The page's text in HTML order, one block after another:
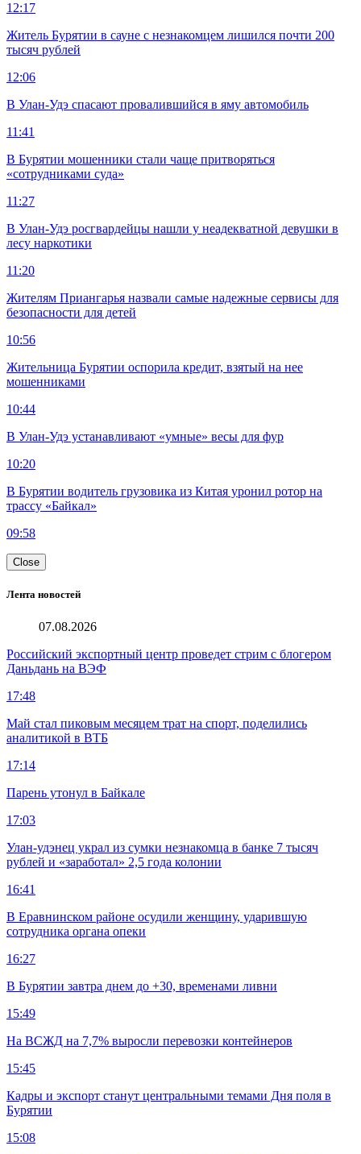
12:17
Житель Бурятии в сауне с незнакомцем лишился почти 200
тысяч рублей
12:06
В Улан-Удэ спасают провалившийся в яму автомобиль
11:41
В Бурятии мошенники стали чаще притворяться
«сотрудниками суда»
11:27
В Улан-Удэ росгвардейцы нашли у неадекватной девушки в
лесу наркотики
11:20
Жителям Приангарья назвали самые надежные сервисы для
безопасности для детей
10:56
Жительница Бурятии оспорила кредит, взятый на нее
мошенниками
10:44
В Улан-Удэ устанавливают «умные» весы для фур
10:20
В Бурятии водитель грузовика из Китая уронил ротор на
трассу «Байкал»
09:58
Close
Лента новостей
07.08.2026
Российский экспортный центр проведет стрим с блогером
Даньдань на ВЭФ
17:48
Май стал пиковым месяцем трат на спорт, поделились
аналитикой в ВТБ
17:14
Парень утонул в Байкале
17:03
Улан-удэнец украл из сумки незнакомца в банке 7 тысяч
рублей и «заработал» 2,5 года колонии
16:41
В Еравнинском районе осудили женщину, ударившую
сотрудника органа опеки
16:27
В Бурятии завтра днем до +30, временами ливни
15:49
На ВСЖД на 7,7% выросли перевозки контейнеров
15:45
Кадры и экспорт станут центральными темами Дня поля в
Бурятии
15:08